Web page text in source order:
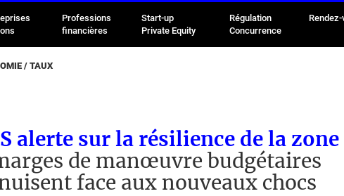
Professions
financières
Start-up
Private Equity
Régulation
Concurrence
Rendez-
/ TAUX
alerte sur la résilience de la
de manœuvre budgétaires
face aux nouveaux chocs